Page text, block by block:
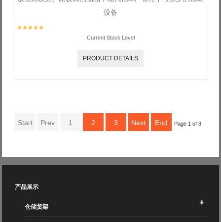
设备
Current Stock Level
PRODUCT DETAILS
Start Prev 1 2 3 Next End Page 1 of 3
产品展示
仓储货架